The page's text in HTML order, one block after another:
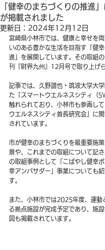
「健幸のまちづくりの推進
が掲載されました
更新日： 2024年12月12日
宮崎県小林市では、健康と幸せを
いのある豊かな生活を目指す「健
進」を展開しています。その取組
刊『財界九州』12月号で取り上げ
記事では、久野譜也・筑波大学大
た「スマートウエルネスシティ（
触れられており、小林市も参画し
ウエルネスシティ首長研究会」に
されています。
市が健幸のまちづくりを最重要施
景や、これまでの取組について記
の取組事例として「こばやし健幸
幸アンバサダー」事業についても
す。
また、小林市では2025年度、運動
る拠点施設が完成予定であり、施
図も掲載されています。